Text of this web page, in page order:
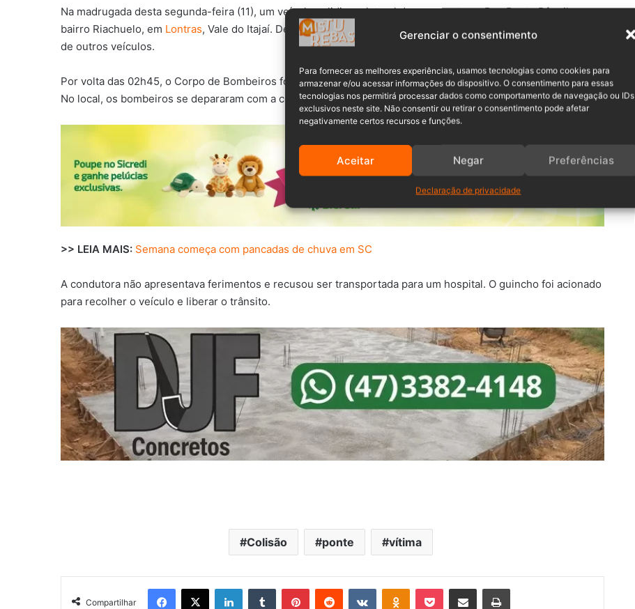
Gerenciar o consentimento
Para fornecer as melhores experiências, usamos tecnologias como cookies para
armazenar e/ou acessar informações do dispositivo. O consentimento para essas
tecnologias nos permitirá processar dados como comportamento de navegação ou IDs
exclusivos neste site. Não consentir ou retirar o consentimento pode afetar
negativamente certos recursos e funções.
Aceitar Negar Preferências
Declaração de privacidade
Na madrugada desta segunda-feira (11), um veículo colidiu na lateral de uma ponte na Rua Ponte Pênsil, no
bairro Riachuelo, em Lontras, Vale do Itajaí. Devido ao acidente, o carro obstruiu completamente a passagem
de outros veículos.
Por volta das 02h45, o Corpo de Bombeiros foi acionado para atender a ocorrência de acidente de trânsito.
No local, os bombeiros se depararam com a condutora do veículo envolvido, um Ford Ka, andando pela cena.
>> LEIA MAIS: Semana começa com pancadas de chuva em SC
A condutora não apresentava ferimentos e recusou ser transportada para um hospital. O guincho foi acionado
para recolher o veículo e liberar o trânsito.
Colisão ponte vítima
Compartilhar